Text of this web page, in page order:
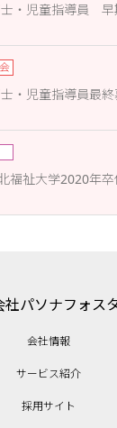
士・児童指導員
士・児童指導員最
福祉大学2020年
社パソナフォス
会社情報
サービス紹介
採用サイト